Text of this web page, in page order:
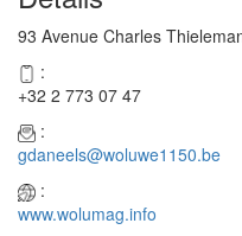
93 Avenue Charles
:
+32 2 773 07 47
:
gdaneels@woluwe1150.be
:
www.wolumag.info